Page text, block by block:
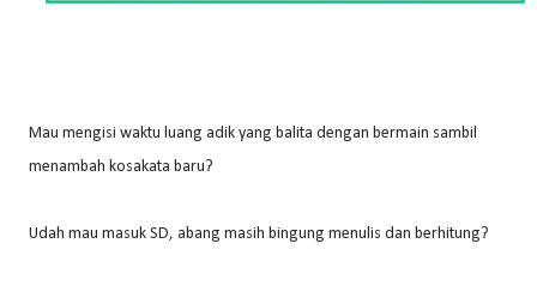
Mau mengisi waktu luang adik yang balita dengan bermain sambil
menambah kosakata baru?
Udah mau masuk SD, abang masih bingung menulis dan berhitung?